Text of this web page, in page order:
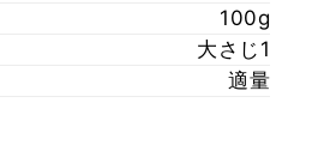
100g
大さじ1
適量